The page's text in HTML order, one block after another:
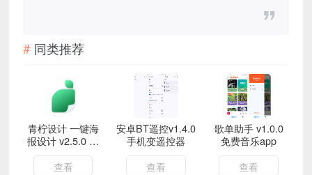
同类推荐
青柠设计 一键海
报设计 v2.5.0 解
锁会员
查看
安卓BT遥控v1.4.0
手机变遥控器
查看
歌单助手 v1.0.0
免费音乐app
查看